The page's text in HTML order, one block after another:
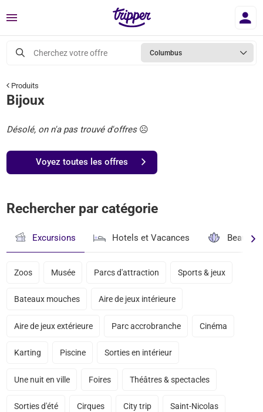
Menu
Cherchez votre offre Columbus
Produits
Bijoux
Désolé, on n'a pas trouvé d'offres☹️
Voyez toutes les offres
Rechercher par catégorie
Excursions Hotels et Vacances Beauté
Zoos Musée Parcs d'attraction Sports & jeux
Bateaux mouches Aire de jeux intérieure
Aire de jeux extérieure Parc accrobranche Cinéma
Karting Piscine Sorties en intérieur
Une nuit en ville Foires Théâtres & spectacles
Sorties d'été Cirques City trip Saint-Nicolas